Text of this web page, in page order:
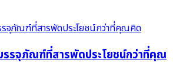
รจุภัณฑ์ที่สารพัดประโยชน์กว่าที่คุณ